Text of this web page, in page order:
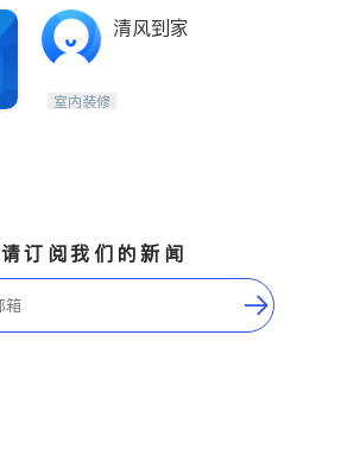
清风到家
室内装修
请订阅我们的新闻